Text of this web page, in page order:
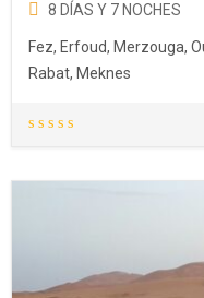
8 DÍAS Y 7 NOCHES
Fez, Erfoud, Merzouga,
Rabat, Meknes